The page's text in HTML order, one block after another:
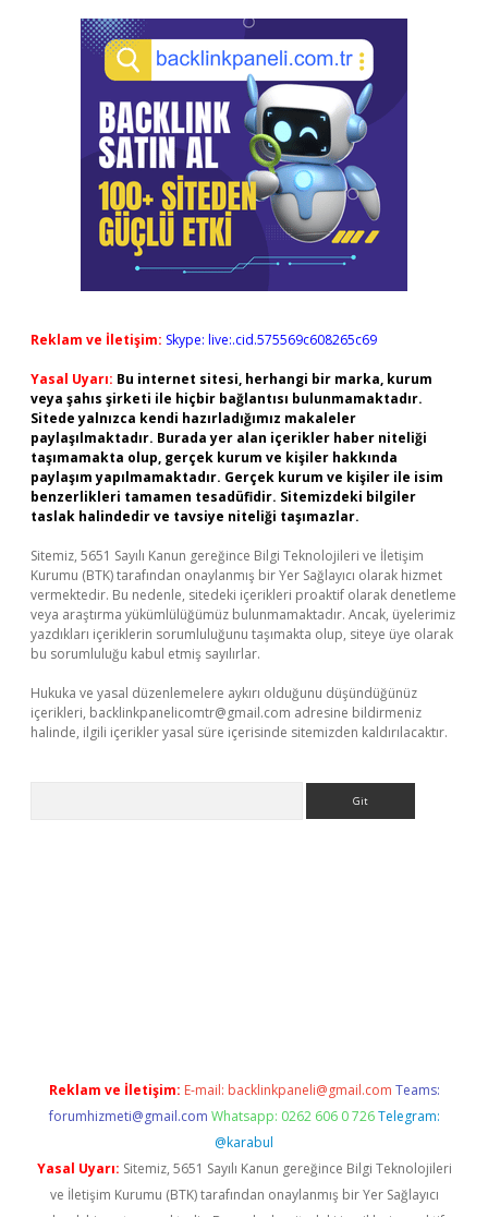
Reklam ve İletişim: Skype: live:.cid.575569c608265c69
Yasal Uyarı: Bu internet sitesi, herhangi bir marka, kurum
veya şahıs şirketi ile hiçbir bağlantısı bulunmamaktadır.
Sitede yalnızca kendi hazırladığımız makaleler
paylaşılmaktadır. Burada yer alan içerikler haber niteliği
taşımamakta olup, gerçek kurum ve kişiler hakkında
paylaşım yapılmamaktadır. Gerçek kurum ve kişiler ile isim
benzerlikleri tamamen tesadüfidir. Sitemizdeki bilgiler
taslak halindedir ve tavsiye niteliği taşımazlar.
Sitemiz, 5651 Sayılı Kanun gereğince Bilgi Teknolojileri ve İletişim
Kurumu (BTK) tarafından onaylanmış bir Yer Sağlayıcı olarak hizmet
vermektedir. Bu nedenle, sitedeki içerikleri proaktif olarak denetleme
veya araştırma yükümlülüğümüz bulunmamaktadır. Ancak, üyelerimiz
yazdıkları içeriklerin sorumluluğunu taşımakta olup, siteye üye olarak
bu sorumluluğu kabul etmiş sayılırlar.
Hukuka ve yasal düzenlemelere aykırı olduğunu düşündüğünüz
içerikleri, backlinkpanelicomtr@gmail.com adresine bildirmeniz
halinde, ilgili içerikler yasal süre içerisinde sitemizden kaldırılacaktır.
Reklam ve İletişim: E-mail: backlinkpaneli@gmail.com Teams:
forumhizmeti@gmail.com Whatsapp: 0262 606 0 726 Telegram:
@karabul
Yasal Uyarı: Sitemiz, 5651 Sayılı Kanun gereğince Bilgi Teknolojileri
ve İletişim Kurumu (BTK) tarafından onaylanmış bir Yer Sağlayıcı